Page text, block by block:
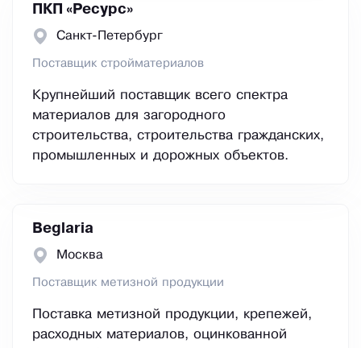
ПКП «Ресурс»
Санкт-Петербург
Поставщик стройматериалов
Крупнейший поставщик всего спектра
материалов для загородного
строительства, строительства гражданских,
промышленных и дорожных объектов.
Beglaria
Москва
Поставщик метизной продукции
Поставка метизной продукции, крепежей,
расходных материалов, оцинкованной